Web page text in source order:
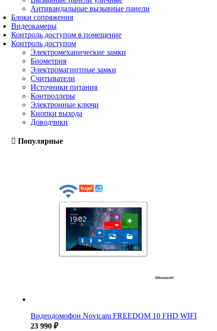
Антивандальные вызывные панели
Блоки сопряжения
Видеокамеры
Контроль доступом в помещение
Контроль доступом
Электромеханические замки
Биометрия
Электромагнитные замки
Считыватели
Источники питания
Контроллеры
Электронные ключи
Кнопки выхода
Доводчики
Популярные
Видеодомофон Novicam FREEDOM 10 FHD WIFI
23 990 ₽